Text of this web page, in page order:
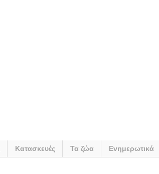
Κατασκευές Τα ζώα Ενημερωτικά